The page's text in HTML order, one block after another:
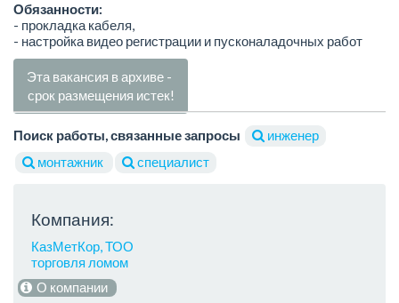
Обязанности:
- прокладка кабеля,
- настройка видео регистрации и пусконаладочных работ
Эта вакансия в архиве -
срок размещения истек!
Поиск работы, связанные запросы
инженер
монтажник
специалист
Компания:
КазМетКор, ТОО
торговля ломом
О компании